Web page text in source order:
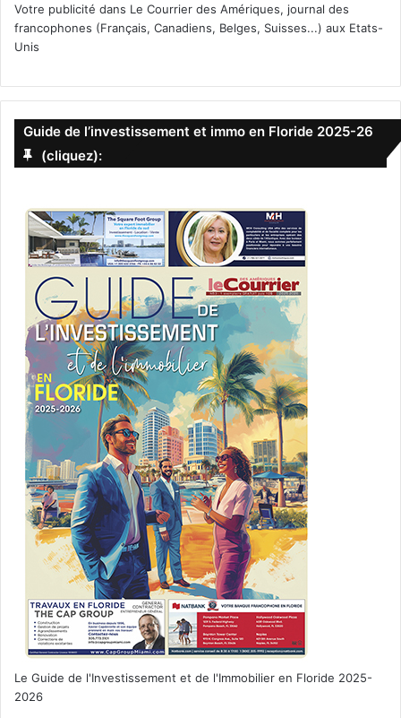
Votre publicité dans Le Courrier des Amériques, journal des
francophones (Français, Canadiens, Belges, Suisses...) aux Etats-
Unis
Guide de l’investissement et immo en Floride 2025-26
(cliquez):
Le Guide de l'Investissement et de l'Immobilier en Floride 2025-
2026